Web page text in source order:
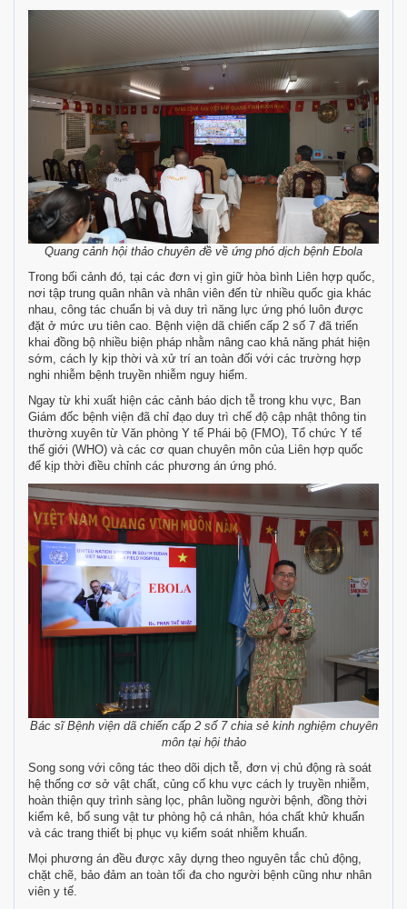
Quang cảnh hội thảo chuyên đề về ứng phó dịch bệnh Ebola
Trong bối cảnh đó, tại các đơn vị gìn giữ hòa bình Liên hợp quốc,
nơi tập trung quân nhân và nhân viên đến từ nhiều quốc gia khác
nhau, công tác chuẩn bị và duy trì năng lực ứng phó luôn được
đặt ở mức ưu tiên cao. Bệnh viện dã chiến cấp 2 số 7 đã triển
khai đồng bộ nhiều biện pháp nhằm nâng cao khả năng phát hiện
sớm, cách ly kịp thời và xử trí an toàn đối với các trường hợp
nghi nhiễm bệnh truyền nhiễm nguy hiểm.
Ngay từ khi xuất hiện các cảnh báo dịch tễ trong khu vực, Ban
Giám đốc bệnh viện đã chỉ đạo duy trì chế độ cập nhật thông tin
thường xuyên từ Văn phòng Y tế Phái bộ (FMO), Tổ chức Y tế
thế giới (WHO) và các cơ quan chuyên môn của Liên hợp quốc
để kịp thời điều chỉnh các phương án ứng phó.
Bác sĩ Bệnh viện dã chiến cấp 2 số 7 chia sẻ kinh nghiệm chuyên
môn tại hội thảo
Song song với công tác theo dõi dịch tễ, đơn vị chủ động rà soát
hệ thống cơ sở vật chất, củng cố khu vực cách ly truyền nhiễm,
hoàn thiện quy trình sàng lọc, phân luồng người bệnh, đồng thời
kiểm kê, bổ sung vật tư phòng hộ cá nhân, hóa chất khử khuẩn
và các trang thiết bị phục vụ kiểm soát nhiễm khuẩn.
Mọi phương án đều được xây dựng theo nguyên tắc chủ động,
chặt chẽ, bảo đảm an toàn tối đa cho người bệnh cũng như nhân
viên y tế.